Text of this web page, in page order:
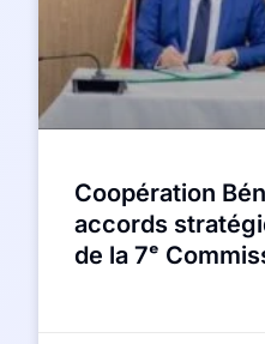
Coopération
accords
de la 7ᵉ